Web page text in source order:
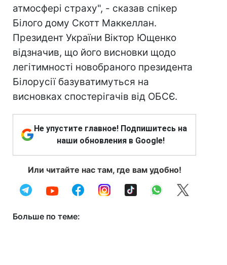
атмосфері страху", - сказав спікер
Білого дому Скотт Маккеллан.
Президент України Віктор Ющенко
відзначив, що його висновки щодо
легітимності новобраного президента
Білорусії базуватимуться на
висновках спостерігачів від ОБСЄ.
Не упустите главное! Подпишитесь на
наши обновления в Google!
Или читайте нас там, где вам удобно!
Больше по теме: